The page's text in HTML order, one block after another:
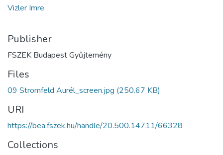
Vizler Imre
Publisher
FSZEK Budapest Gyűjtemény
Files
09 Stromfeld Aurél_screen.jpg (250.67 KB)
URI
https://bea.fszek.hu/handle/20.500.14711/66328
Collections